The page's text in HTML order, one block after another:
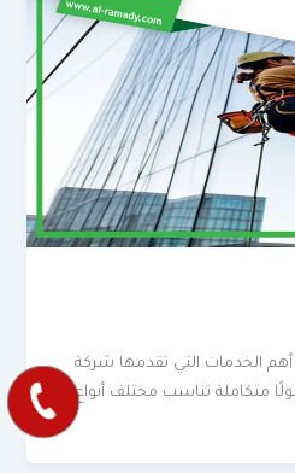
الخدمات التي تقدمها شركة
متكاملة تناسب مختلف أنواع